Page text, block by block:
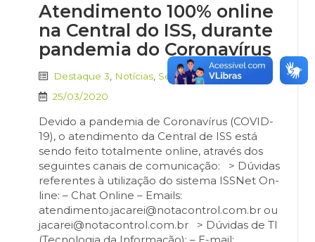
Atendimento 100% online
na Central do ISS, durante
pandemia do Coronavírus
Destaque 3 Notícias Secretaria de Finanças
25/03/2020
Devido a pandemia de Coronavírus (COVID-
19), o atendimento da Central de ISS está
sendo feito totalmente online, através dos
seguintes canais de comunicação: > Dúvidas
referentes à utilização do sistema ISSNet On-
line: – Chat Online – Emails:
atendimento.jacarei@notacontrol.com.br ou
jacarei@notacontrol.com.br > Dúvidas de TI